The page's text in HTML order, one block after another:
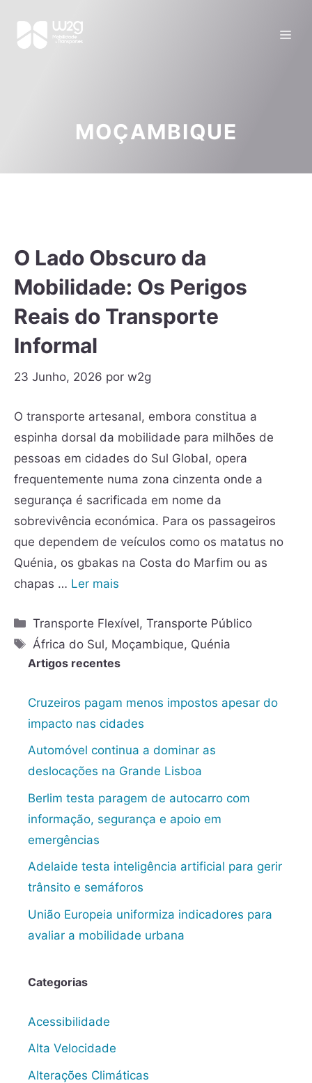
MOÇAMBIQUE
O Lado Obscuro da
Mobilidade: Os Perigos
Reais do Transporte
Informal
23 Junho, 2026 por w2g
O transporte artesanal, embora constitua a
espinha dorsal da mobilidade para milhões de
pessoas em cidades do Sul Global, opera
frequentemente numa zona cinzenta onde a
segurança é sacrificada em nome da
sobrevivência económica. Para os passageiros
que dependem de veículos como os matatus no
Quénia, os gbakas na Costa do Marfim ou as
chapas … Ler mais
Transporte Flexível,Transporte Público
África do Sul, Moçambique, Quénia
Artigos recentes
Cruzeiros pagam menos impostos apesar do
impacto nas cidades
Automóvel continua a dominar as
deslocações na Grande Lisboa
Berlim testa paragem de autocarro com
informação, segurança e apoio em
emergências
Adelaide testa inteligência artificial para gerir
trânsito e semáforos
União Europeia uniformiza indicadores para
avaliar a mobilidade urbana
Categorias
Acessibilidade
Alta Velocidade
Alterações Climáticas